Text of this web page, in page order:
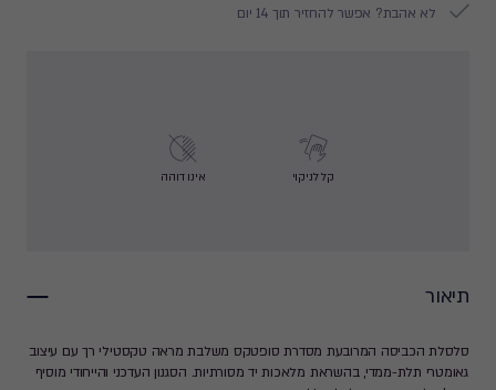
לא אהבת? אפשר להחזיר תוך 14 יום
קל לניקוי אינו דוהה
תיאור
סלסלת הכביסה המרובעת מסדרת סופטקס משלבת מראה טקסטילי רך עם עיצוב
גאומטרי תלת-ממדי, בהשראת מלאכות יד מסורתיות. הסגנון העדכני והייחודי מוסיף